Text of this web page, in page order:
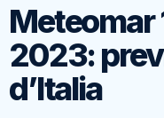
Meteomar
2023:
d’Italia